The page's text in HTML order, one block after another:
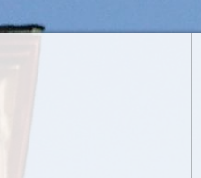
Wagenradsänger